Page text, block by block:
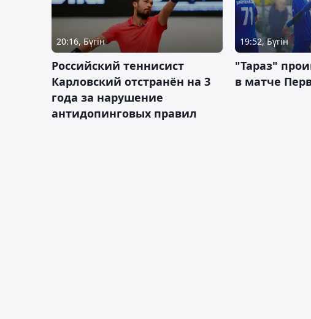
20:16, Бүгін
Российский теннисист
Карловский отстранён на 3
года за нарушение
антидопинговых правил
19:52, Бүгін
"Тараз"
в матче